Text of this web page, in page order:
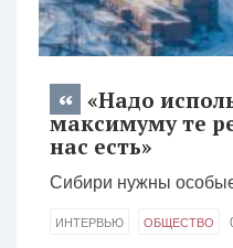
«Надо
максимуму те
нас есть»
Сибири нужны
ИНТЕРВЬЮ ОБЩЕСТВО